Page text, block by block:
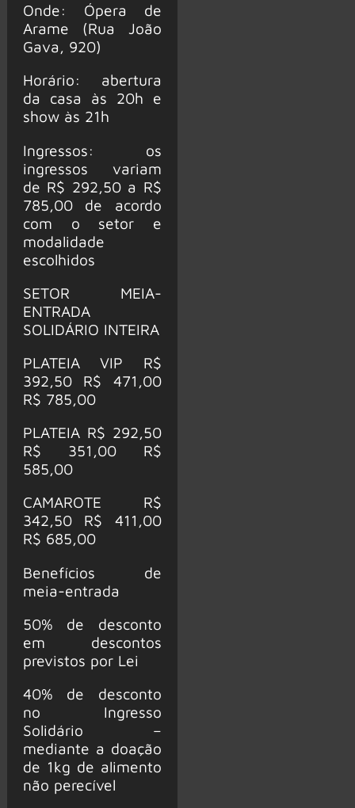
Onde: Ópera de
Arame (Rua João
Gava, 920)
Horário: abertura
da casa às 20h e
show às 21h
Ingressos: os
ingressos variam
de R$ 292,50 a R$
785,00 de acordo
com o setor e
modalidade
escolhidos
SETOR MEIA-
ENTRADA
SOLIDÁRIO INTEIRA
PLATEIA VIP R$
392,50 R$ 471,00
R$ 785,00
PLATEIA R$ 292,50
R$ 351,00 R$
585,00
CAMAROTE R$
342,50 R$ 411,00
R$ 685,00
Benefícios de
meia-entrada
50% de desconto
em descontos
previstos por Lei
40% de desconto
no Ingresso
Solidário –
mediante a doação
de 1kg de alimento
não perecível